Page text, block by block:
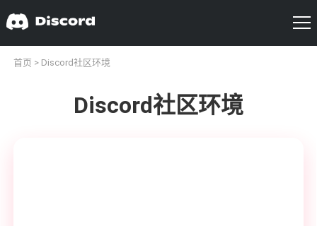
首页 > Discord社区环境
Discord社区环境